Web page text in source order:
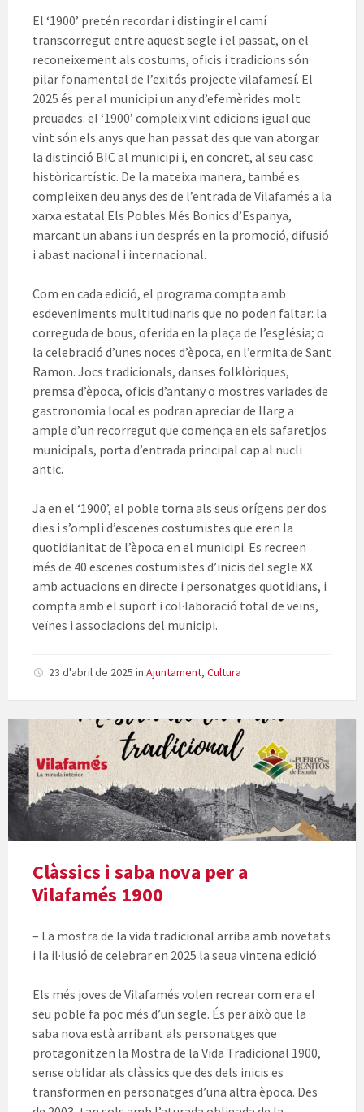
El ‘1900’ pretén recordar i distingir el camí
transcorregut entre aquest segle i el passat, on el
reconeixement als costums, oficis i tradicions són
pilar fonamental de l’exitós projecte vilafamesí. El
2025 és per al municipi un any d’efemèrides molt
preuades: el ‘1900’ compleix vint edicions igual que
vint són els anys que han passat des que van atorgar
la distinció BIC al municipi i, en concret, al seu casc
històricartístic. De la mateixa manera, també es
compleixen deu anys des de l’entrada de Vilafamés a la
xarxa estatal Els Pobles Més Bonics d’Espanya,
marcant un abans i un després en la promoció, difusió
i abast nacional i internacional.
Com en cada edició, el programa compta amb
esdeveniments multitudinaris que no poden faltar: la
correguda de bous, oferida en la plaça de l’església; o
la celebració d’unes noces d’època, en l’ermita de Sant
Ramon. Jocs tradicionals, danses folklòriques,
premsa d’època, oficis d’antany o mostres variades de
gastronomia local es podran apreciar de llarg a
ample d’un recorregut que comença en els safaretjos
municipals, porta d’entrada principal cap al nucli
antic.
Ja en el ‘1900’, el poble torna als seus orígens per dos
dies i s’ompli d’escenes costumistes que eren la
quotidianitat de l’època en el municipi. Es recreen
més de 40 escenes costumistes d’inicis del segle XX
amb actuacions en directe i personatges quotidians, i
compta amb el suport i col·laboració total de veïns,
veïnes i associacions del municipi.
23 d'abril de 2025 in Ajuntament, Cultura
Clàssics i saba nova per a
Vilafamés 1900
– La mostra de la vida tradicional arriba amb novetats
i la il·lusió de celebrar en 2025 la seua vintena edició
Els més joves de Vilafamés volen recrear com era el
seu poble fa poc més d’un segle. És per això que la
saba nova està arribant als personatges que
protagonitzen la Mostra de la Vida Tradicional 1900,
sense oblidar als clàssics que des dels inicis es
transformen en personatges d’una altra època. Des